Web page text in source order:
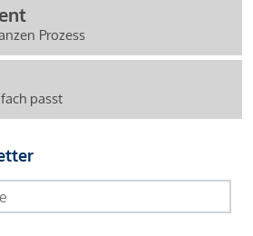
Prozess
passt